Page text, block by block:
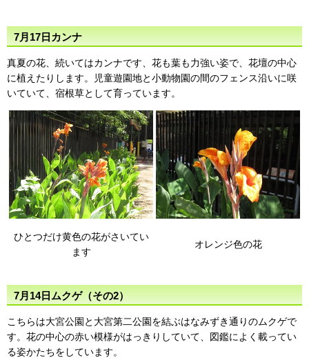
7月17日カンナ
真夏の花、続いてはカンナです、花も葉も力強い姿で、花壇の中心
に植えたりします。児童遊園地と小動物園の間のフェンス沿いに咲
いていて、宿根草として育っています。
ひとつだけ黄色の花がさいてい
ます
オレンジ色の花
7月14日ムクゲ（その2）
こちらは大宮公園と大宮第二公園を結ぶはなみずき通りのムクゲで
す。花の中心の赤い模様がはっきりしていて、図鑑によく載ってい
る姿かたちをしています。